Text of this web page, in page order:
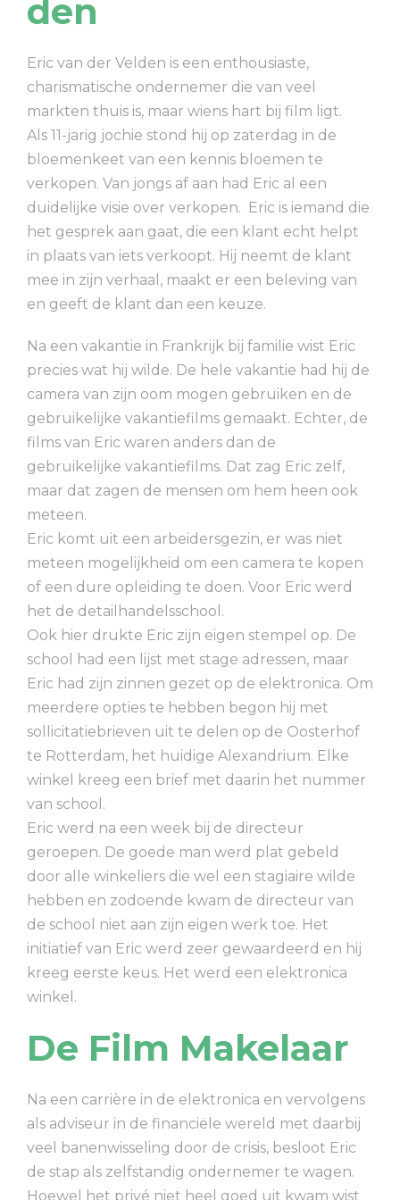
den
Eric van der Velden is een enthousiaste,
charismatische ondernemer die van veel
markten thuis is, maar wiens hart bij film ligt.
Als 11-jarig jochie stond hij op zaterdag in de
bloemenkeet van een kennis bloemen te
verkopen. Van jongs af aan had Eric al een
duidelijke visie over verkopen. Eric is iemand die
het gesprek aan gaat, die een klant echt helpt
in plaats van iets verkoopt. Hij neemt de klant
mee in zijn verhaal, maakt er een beleving van
en geeft de klant dan een keuze.
Na een vakantie in Frankrijk bij familie wist Eric
precies wat hij wilde. De hele vakantie had hij de
camera van zijn oom mogen gebruiken en de
gebruikelijke vakantiefilms gemaakt. Echter, de
films van Eric waren anders dan de
gebruikelijke vakantiefilms. Dat zag Eric zelf,
maar dat zagen de mensen om hem heen ook
meteen.
Eric komt uit een arbeidersgezin, er was niet
meteen mogelijkheid om een camera te kopen
of een dure opleiding te doen. Voor Eric werd
het de detailhandelsschool.
Ook hier drukte Eric zijn eigen stempel op. De
school had een lijst met stage adressen, maar
Eric had zijn zinnen gezet op de elektronica. Om
meerdere opties te hebben begon hij met
sollicitatiebrieven uit te delen op de Oosterhof
te Rotterdam, het huidige Alexandrium. Elke
winkel kreeg een brief met daarin het nummer
van school.
Eric werd na een week bij de directeur
geroepen. De goede man werd plat gebeld
door alle winkeliers die wel een stagiaire wilde
hebben en zodoende kwam de directeur van
de school niet aan zijn eigen werk toe. Het
initiatief van Eric werd zeer gewaardeerd en hij
kreeg eerste keus. Het werd een elektronica
winkel.
De Film Makelaar
Na een carrière in de elektronica en vervolgens
als adviseur in de financiële wereld met daarbij
veel banenwisseling door de crisis, besloot Eric
de stap als zelfstandig ondernemer te wagen.
Hoewel het privé niet heel goed uit kwam wist